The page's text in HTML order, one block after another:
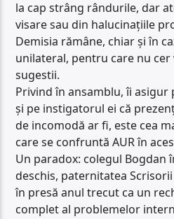
la cap strâng rândurile, dar
visare sau din halucinațiile
Demisia rămâne, chiar și în
unilateral, pentru care nu cer
sugestii.
Privind în ansamblu, îi
și pe instigatorul ei că
de incomodă ar fi, este cea
care se confruntă AUR în
Un paradox: colegul Bogdan
deschis, paternitatea
în presă anul trecut ca un
complet al problemelor